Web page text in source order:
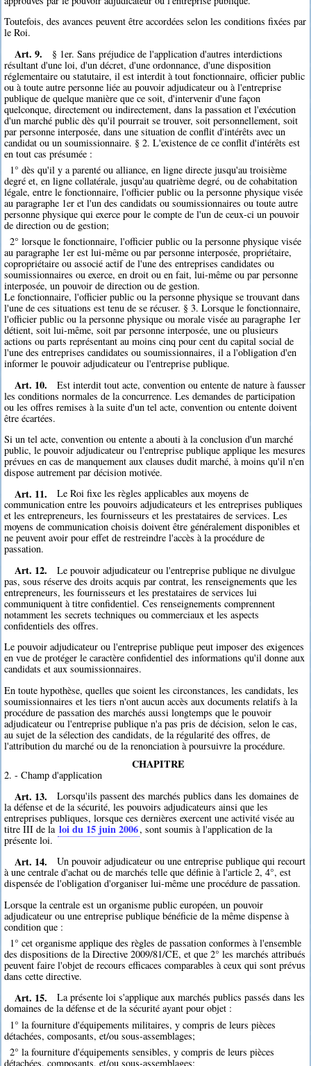
Toutefois, des avances peuvent être accordées selon les conditions fixées par
le Roi.
Art. 9.
§ 1er. Sans préjudice de l'application d'autres interdictions
résultant d'une loi, d'un décret, d'une ordonnance, d'une disposition
réglementaire ou statutaire, il est interdit à tout fonctionnaire, officier public
ou à toute autre personne liée au pouvoir adjudicateur ou à l'entreprise
publique de quelque manière que ce soit, d'intervenir d'une façon
quelconque, directement ou indirectement, dans la passation et l'exécution
d'un marché public dès qu'il pourrait se trouver, soit personnellement, soit
par personne interposée, dans une situation de conflit d'intérêts avec un
candidat ou un soumissionnaire. § 2. L'existence de ce conflit d'intérêts est
en tout cas présumée :
1° dès qu'il y a parenté ou alliance, en ligne directe jusqu'au troisième
degré et, en ligne collatérale, jusqu'au quatrième degré, ou de cohabitation
légale, entre le fonctionnaire, l'officier public ou la personne physique visée
au paragraphe 1er et l'un des candidats ou soumissionnaires ou toute autre
personne physique qui exerce pour le compte de l'un de ceux-ci un pouvoir
de direction ou de gestion;
2° lorsque le fonctionnaire, l'officier public ou la personne physique visée
au paragraphe 1er est lui-même ou par personne interposée, propriétaire,
copropriétaire ou associé actif de l'une des entreprises candidates ou
soumissionnaires ou exerce, en droit ou en fait, lui-même ou par personne
interposée, un pouvoir de direction ou de gestion.
Le fonctionnaire, l'officier public ou la personne physique se trouvant dans
l'une de ces situations est tenu de se récuser. § 3. Lorsque le fonctionnaire,
l'officier public ou la personne physique ou morale visée au paragraphe 1er
détient, soit lui-même, soit par personne interposée, une ou plusieurs
actions ou parts représentant au moins cinq pour cent du capital social de
l'une des entreprises candidates ou soumissionnaires, il a l'obligation d'en
informer le pouvoir adjudicateur ou l'entreprise publique.
Art. 10.
Est interdit tout acte, convention ou entente de nature à fausser
les conditions normales de la concurrence. Les demandes de participation
ou les offres remises à la suite d'un tel acte, convention ou entente doivent
être écartées.
Si un tel acte, convention ou entente a abouti à la conclusion d'un marché
public, le pouvoir adjudicateur ou l'entreprise publique applique les mesures
prévues en cas de manquement aux clauses dudit marché, à moins qu'il n'en
dispose autrement par décision motivée.
Art. 11.
Le Roi fixe les règles applicables aux moyens de
communication entre les pouvoirs adjudicateurs et les entreprises publiques
et les entrepreneurs, les fournisseurs et les prestataires de services. Les
moyens de communication choisis doivent être généralement disponibles et
ne peuvent avoir pour effet de restreindre l'accès à la procédure de
passation.
Art. 12.
Le pouvoir adjudicateur ou l'entreprise publique ne divulgue
pas, sous réserve des droits acquis par contrat, les renseignements que les
entrepreneurs, les fournisseurs et les prestataires de services lui
communiquent à titre confidentiel. Ces renseignements comprennent
notamment les secrets techniques ou commerciaux et les aspects
confidentiels des offres.
Le pouvoir adjudicateur ou l'entreprise publique peut imposer des exigences
en vue de protéger le caractère confidentiel des informations qu'il donne aux
candidats et aux soumissionnaires.
En toute hypothèse, quelles que soient les circonstances, les candidats, les
soumissionnaires et les tiers n'ont aucun accès aux documents relatifs à la
procédure de passation des marchés aussi longtemps que le pouvoir
adjudicateur ou l'entreprise publique n'a pas pris de décision, selon le cas,
au sujet de la sélection des candidats, de la régularité des offres, de
l'attribution du marché ou de la renonciation à poursuivre la procédure.
CHAPITRE
2. - Champ d'application
Art. 13.
Lorsqu'ils passent des marchés publics dans les domaines de
la défense et de la sécurité, les pouvoirs adjudicateurs ainsi que les
entreprises publiques, lorsque ces dernières exercent une activité visée au
titre III de la loi du 15 juin 2006, sont soumis à l'application de la
présente loi.
Art. 14.
Un pouvoir adjudicateur ou une entreprise publique qui recourt
à une centrale d'achat ou de marchés telle que définie à l'article 2, 4°, est
dispensée de l'obligation d'organiser lui-même une procédure de passation.
Lorsque la centrale est un organisme public européen, un pouvoir
adjudicateur ou une entreprise publique bénéficie de la même dispense à
condition que :
1° cet organisme applique des règles de passation conformes à l'ensemble
des dispositions de la Directive 2009/81/CE, et que 2° les marchés attribués
peuvent faire l'objet de recours efficaces comparables à ceux qui sont prévus
dans cette directive.
Art. 15.
La présente loi s'applique aux marchés publics passés dans les
domaines de la défense et de la sécurité ayant pour objet :
1° la fourniture d'équipements militaires, y compris de leurs pièces
détachées, composants, et/ou sous-assemblages;
2° la fourniture d'équipements sensibles, y compris de leurs pièces
détachées, composants, et/ou sous-assemblages;